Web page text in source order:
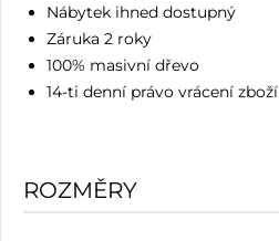
Nábytek ihned dostupný
Záruka 2 roky
100% masivní dřevo
14-ti denní právo vrácení zboží
ROZMĚRY